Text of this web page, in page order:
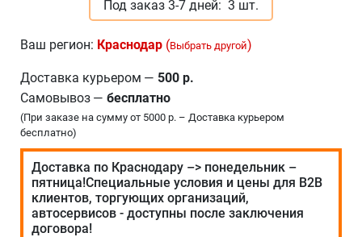
Под заказ 3-7 дней: 3 шт.
Ваш регион: Краснодар (Выбрать другой)
Доставка курьером — 500 р.
Самовывоз — бесплатно
(При заказе на сумму от 5000 р. – Доставка курьером
бесплатно)
Доставка по Краснодару –> понедельник –
пятница!Специальные условия и цены для В2В
клиентов, торгующих организаций,
автосервисов - доступны после заключения
договора!